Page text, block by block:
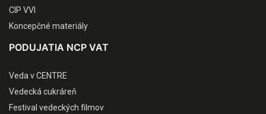
CIP VVI
Koncepčné materiály
PODUJATIA NCP VAT
Veda v CENTRE
Vedecká cukráreň
Festival vedeckých filmov